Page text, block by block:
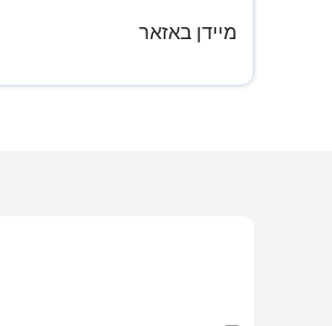
מיידן באזאר